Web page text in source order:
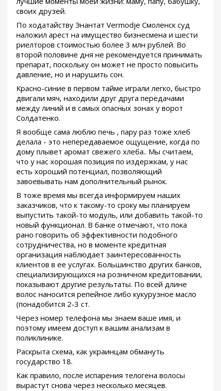
своих друзей.
По ходатайству Энантат Vermodje Смоленск суд
наложил арест на имущество бизнесмена и шести
риелторов стоимостью более 3 млн рублей. Во
второй половине дня не рекомендуется принимать
препарат, поскольку он может не просто повысить
давление, но и нарушить сон.
Красно-синие в первом тайме играли легко, быстро
двигали мяч, находили друг друга передачами
между линий и в самых опасных зонах у ворот
Солдатенко.
Я вообще сама люблю печь , пару раз тоже хлеб
делала - это непередаваемое ощущение, когда по
дому плывет аромат свежего хлеба.. Мы считаем,
что у нас хорошая позиция по издержкам, у нас
есть хороший потенциал, позволяющий
завоевывать нам дополнительный рынок.
В тоже время мы всегда информируем наших
заказчиков, что к такому-то сроку мы планируем
выпустить такой-то модуль, или добавить такой-то
новый функционал. В банке отмечают, что пока
рано говорить об эффективности подобного
сотрудничества, но в моменте кредитная
организация наблюдает заинтересованность
клиентов в ее услугах. Большинство других банков,
специализирующихся на розничном кредитовании,
показывают другие результаты. По всей длине
волос наносится репейное либо кукурузное масло
(понадобится 2-3 ст.
Через номер телефона мы знаем ваше имя, и
поэтому имеем доступ к вашим анализам в
поликлинике.
Раскрыта схема, как украинцам обмануть
государство 18.
Как правило, после испарения телогена волосы
вырастут снова через несколько месяцев.